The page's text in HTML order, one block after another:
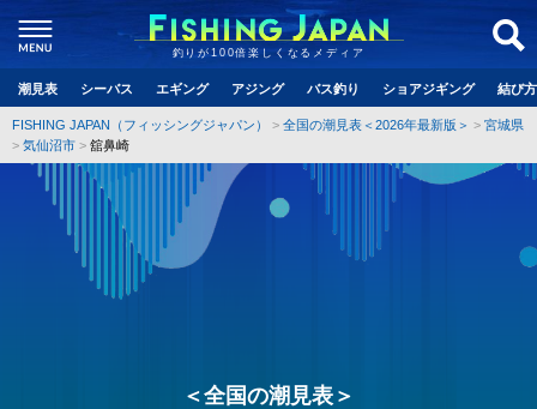
釣りが100倍楽しくなるメディア
潮見表 シーバス エギング アジング バス釣り ショアジギング 結び
FISHING JAPAN（フィッシングジャパン） 全国の潮見表＜2026年最新版＞
宮城県
気仙沼市
舘鼻崎
＜全国の潮見表＞